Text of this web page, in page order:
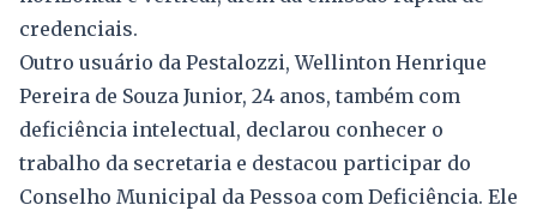
credenciais.
Outro usuário da Pestalozzi, Wellinton Henrique
Pereira de Souza Junior, 24 anos, também com
deficiência intelectual, declarou conhecer o
trabalho da secretaria e destacou participar do
Conselho Municipal da Pessoa com Deficiência. Ele